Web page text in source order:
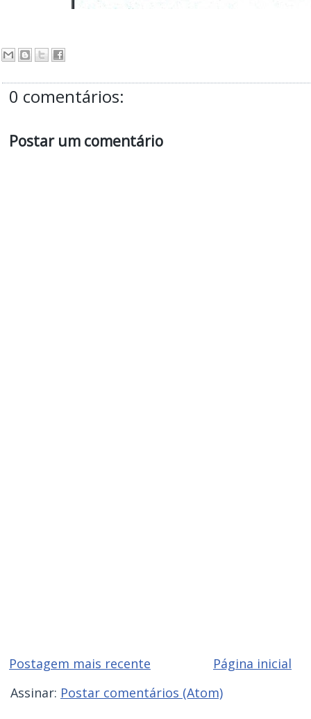
0 comentários:
Postar um comentário
Postagem mais recente
Página inicial
Assinar: Postar comentários (Atom)